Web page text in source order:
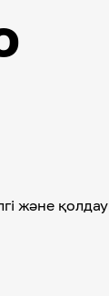
және қолдау